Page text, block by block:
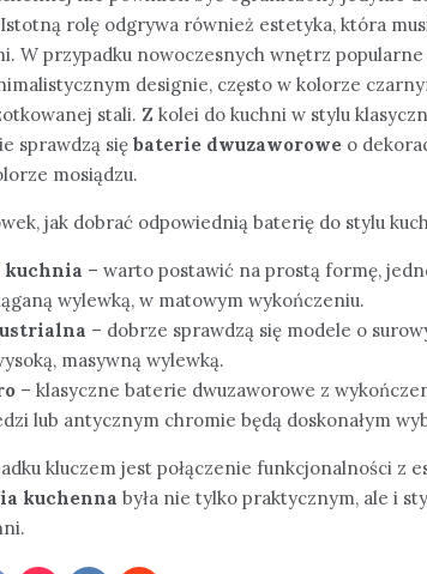
rolę odgrywa również estetyka, która
W przypadku nowoczesnych wnętrz popularne
designie, często w kolorze
stali. Z kolei do kuchni w stylu
sprawdzą się baterie dwuzaworowe o
mosiądzu.
jak dobrać odpowiednią baterię do stylu
kuchnia – warto postawić na prostą formę,
wylewką, w matowym wykończeniu.
– dobrze sprawdzą się modele o
masywną wylewką.
– klasyczne baterie dwuzaworowe z
lub antycznym chromie będą doskonałym
kluczem jest połączenie funkcjonalności z
kuchenna była nie tylko praktycznym, ale i